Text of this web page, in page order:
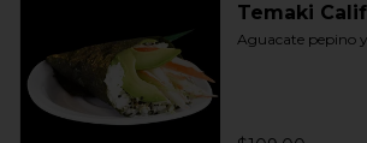
Temaki
Aguacate pepino